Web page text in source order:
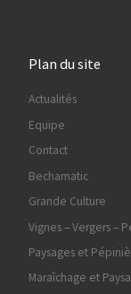
Plan du site
Actualités
Equipe
Contact
Bechamatic
Grande Culture
Vignes – Vergers –
Paysages et
Maraîchage et